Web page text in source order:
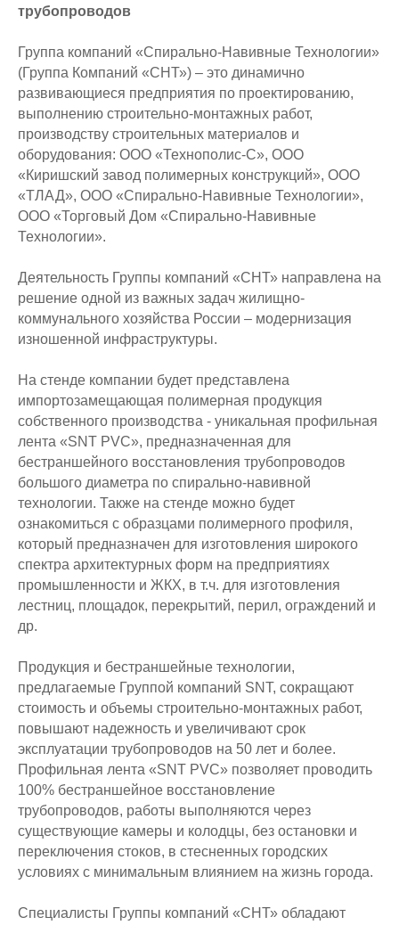
трубопроводов
Группа компаний «Спирально-Навивные Технологии»
(Группа Компаний «СНТ») – это динамично
развивающиеся предприятия по проектированию,
выполнению строительно-монтажных работ,
производству строительных материалов и
оборудования: ООО «Технополис-С», ООО
«Киришский завод полимерных конструкций», ООО
«ТЛАД», ООО «Спирально-Навивные Технологии»,
ООО «Торговый Дом «Спирально-Навивные
Технологии».
Деятельность Группы компаний «СНТ» направлена на
решение одной из важных задач жилищно-
коммунального хозяйства России – модернизация
изношенной инфраструктуры.
На стенде компании будет представлена
импортозамещающая полимерная продукция
собственного производства - уникальная профильная
лента «SNT PVC», предназначенная для
бестраншейного восстановления трубопроводов
большого диаметра по спирально-навивной
технологии. Также на стенде можно будет
ознакомиться с образцами полимерного профиля,
который предназначен для изготовления широкого
спектра архитектурных форм на предприятиях
промышленности и ЖКХ, в т.ч. для изготовления
лестниц, площадок, перекрытий, перил, ограждений и
др.
Продукция и бестраншейные технологии,
предлагаемые Группой компаний SNT, сокращают
стоимость и объемы строительно-монтажных работ,
повышают надежность и увеличивают срок
эксплуатации трубопроводов на 50 лет и более.
Профильная лента «SNT PVC» позволяет проводить
100% бестраншейное восстановление
трубопроводов, работы выполняются через
существующие камеры и колодцы, без остановки и
переключения стоков, в стесненных городских
условиях с минимальным влиянием на жизнь города.
Специалисты Группы компаний «СНТ» обладают